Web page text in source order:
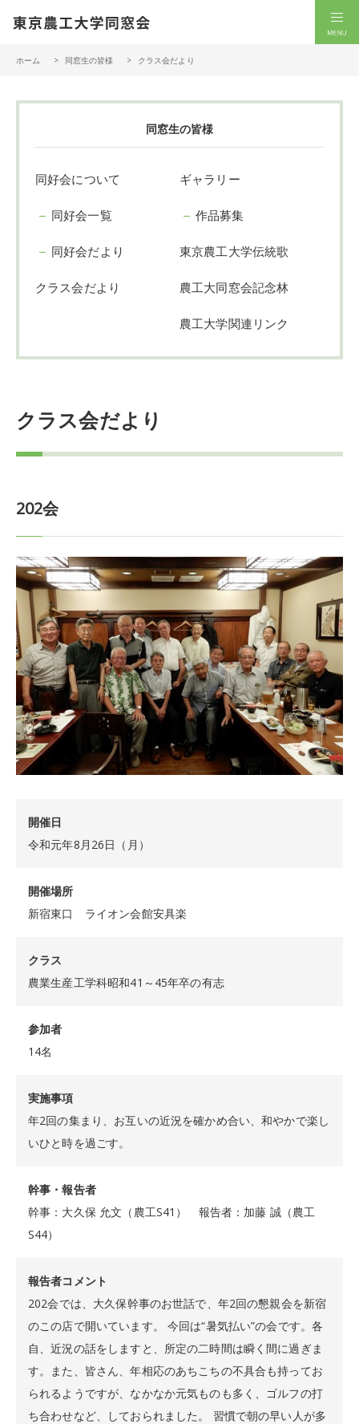
ホーム 同窓生の皆様 クラス会だより
同窓生の皆様
同好会について
同好会一覧
同好会だより
クラス会だより
ギャラリー
作品募集
東京農工大学伝統歌
農工大同窓会記念林
農工大学関連リンク
クラス会だより
202会
開催日
令和元年8月26日（月）
開催場所
新宿東口 ライオン会館安具楽
クラス
農業生産工学科昭和41～45年卒の有志
参加者
14名
実施事項
年2回の集まり、お互いの近況を確かめ合い、和やかで楽し
いひと時を過ごす。
幹事・報告者
幹事：大久保 允文（農工S41） 報告者：加藤 誠（農工
S44）
報告者コメント
202会では、大久保幹事のお世話で、年2回の懇親会を新宿
のこの店で開いています。 今回は“暑気払い”の会です。各
自、近況の話をしますと、所定の二時間は瞬く間に過ぎま
す。また、皆さん、年相応のあちこちの不具合も持ってお
られるようですが、なかなか元気ものも多く、ゴルフの打
ち合わせなど、しておられました。 習慣で朝の早い人が多